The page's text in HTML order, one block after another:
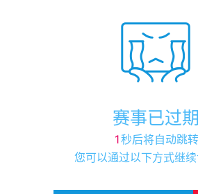
赛事已过期
1秒后将自动跳转
您可以通过以下方式继